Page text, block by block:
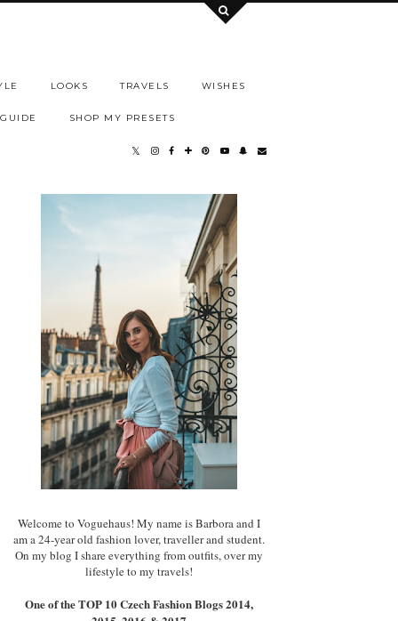
LOOKS TRAVELS WISHES
SHOP MY PRESETS
Welcome to Voguehaus! My name is Barbora and I
am a 24-year old fashion lover, traveller and student.
On my blog I share everything from outfits, over my
lifestyle to my travels!
One of the TOP 10 Czech Fashion Blogs 2014,